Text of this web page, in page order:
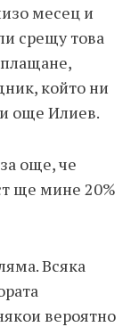
месец и
срещу това
който ни
още Илиев.
още, че
ще мине 20%
Всяка
вероятно